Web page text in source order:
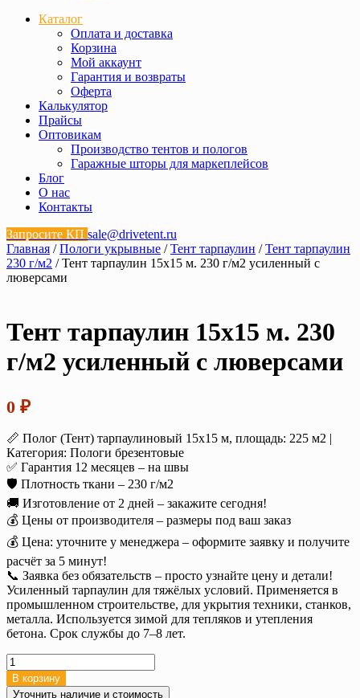
Каталог
Оплата и доставка
Корзина
Мой аккаунт
Гарантия и возвраты
Оферта
Калькулятор
Прайсы
Оптовикам
Производство тентов и пологов
Гаражные шторы для маркеплейсов
Блог
О нас
Контакты
Запросите КП sale@drivetent.ru
Главная /Пологи укрывные /Тент тарпаулин /Тент тарпаулин
230 г/м2 / Тент тарпаулин 15х15 м. 230 г/м2 усиленный с
люверсами
Тент тарпаулин 15х15 м. 230
г/м2 усиленный с люверсами
0 ₽
📏 Полог (Тент) тарпаулиновый 15х15 м, площадь: 225 м2 |
Категория: Пологи брезентовые
✅ Гарантия 12 месяцев – на швы
🛡️ Плотность ткани – 230 г/м2
🚚 Изготовление от 2 дней – закажите сегодня!
💰 Цены от производителя – размеры под ваш заказ
💰 Цена: уточните у менеджера – оформите заявку и получите
расчёт за 5 минут!
📞 Заявка без обязательств – просто узнайте цену и детали!
Усиленный тарпаулин для тяжёлых условий. Применяется в
промышленном строительстве, для укрытия техники, станков,
металла. Используется зимой для тепляков и утепления
бетона. Срок службы до 7–8 лет.
Количество
товара
Тент
В корзину
Уточнить наличие и стоимость